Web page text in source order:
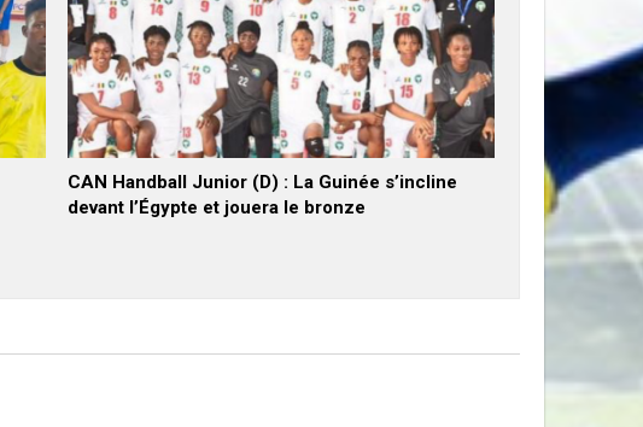
CAN Handball Junior (D) : La Guinée s’incline
devant l’Égypte et jouera le bronze